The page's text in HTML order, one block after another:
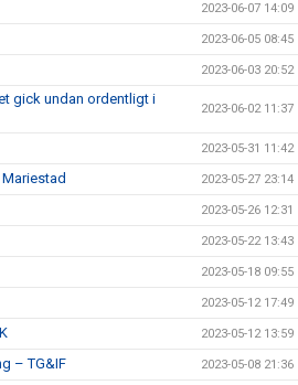
2023-06-07 14:09
2023-06-05 08:45
2023-06-03 20:52
gick undan ordentligt i
2023-06-02 11:37
2023-05-31 11:42
2023-05-27 23:14
2023-05-26 12:31
2023-05-22 13:43
2023-05-18 09:55
2023-05-12 17:49
2023-05-12 13:59
– TG&IF 2023-05-08 21:36